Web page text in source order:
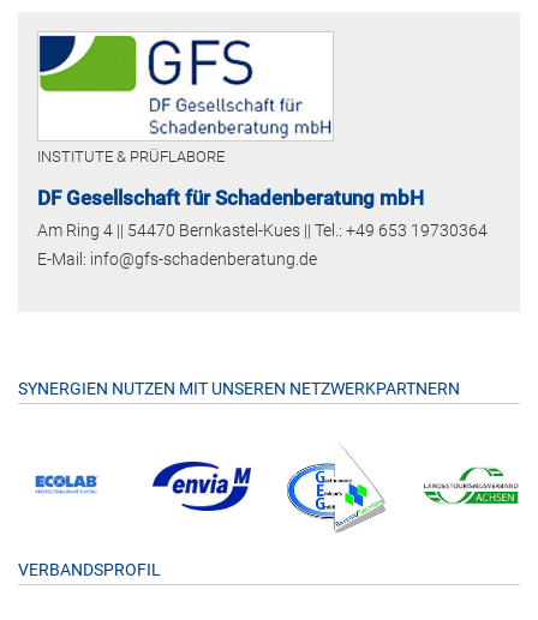
INSTITUTE & PRÜFLABORE
DF Gesellschaft für Schadenberatung mbH
Am Ring 4 || 54470 Bernkastel-Kues || Tel.: +49 653 19730364
E-Mail: info@gfs-schadenberatung.de
SYNERGIEN NUTZEN MIT UNSEREN NETZWERKPARTNERN
VERBANDSPROFIL